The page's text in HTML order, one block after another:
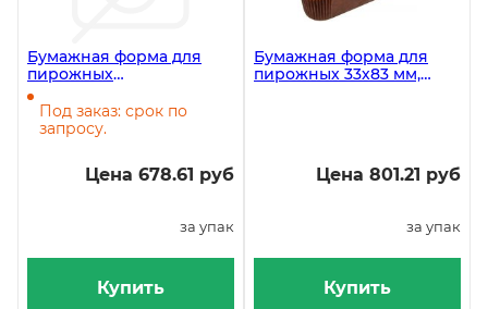
Бумажная форма для
пирожных
прямоугольная, 62х120
мм, высота 15 мм, белый,
1000 штук в упаковке
Под заказ: срок по
запросу.
Цена 678.61 руб
за упак
Купить
Бумажная форма для
пирожных 33х83 мм,
Цена 801.21 руб
за упак
Купить